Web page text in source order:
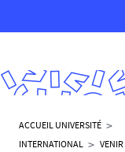
V
o
ACCUEIL UNIVERSITÉ
INTERNATIONAL